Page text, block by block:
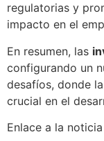
regulatorias y
impacto en el
En resumen, las
configurando un
desafíos, donde
crucial en el
Enlace a la